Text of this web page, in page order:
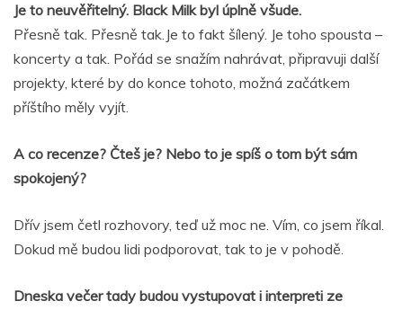
Je to neuvěřitelný. Black Milk byl úplně všude.
Přesně tak. Přesně tak.Je to fakt šílený. Je toho spousta –
koncerty a tak. Pořád se snažím nahrávat, připravuji další
projekty, které by do konce tohoto, možná začátkem
příštího měly vyjít.
A co recenze? Čteš je? Nebo to je spíš o tom být sám
spokojený?
Dřív jsem četl rozhovory, teď už moc ne. Vím, co jsem říkal.
Dokud mě budou lidi podporovat, tak to je v pohodě.
Dneska večer tady budou vystupovat i interpreti ze